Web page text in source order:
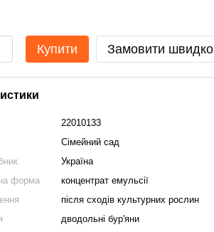
Купити Замовити швидко
22010133
Сімейний сад
Україна
форма
концентрат емульсії
після сходів культурних рослин
дводольні бур'яни